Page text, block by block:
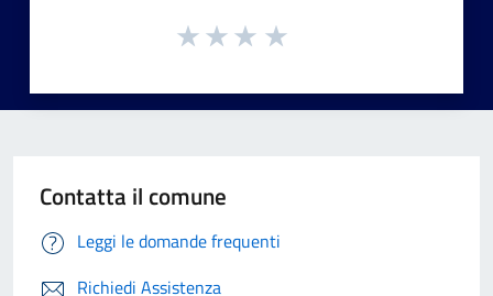
Contatta il comune
Leggi le domande frequenti
Richiedi Assistenza